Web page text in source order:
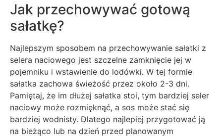
Jak przechowywać gotową
sałatkę?
Najlepszym sposobem na przechowywanie sałatki z
selera naciowego jest szczelne zamknięcie jej w
pojemniku i wstawienie do lodówki. W tej formie
sałatka zachowa świeżość przez około 2-3 dni.
Pamiętaj, że im dłużej sałatka stoi, tym bardziej seler
naciowy może rozmięknąć, a sos może stać się
bardziej wodnisty. Dlatego najlepiej przygotować ją
na bieżąco lub na dzień przed planowanym